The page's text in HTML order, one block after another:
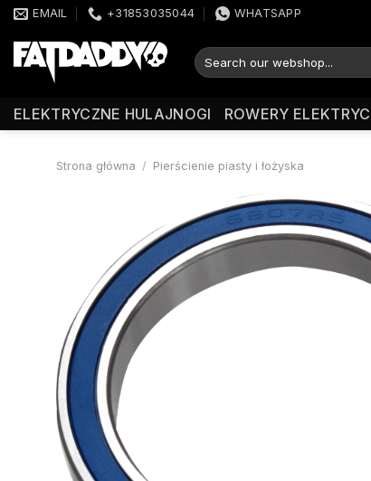
Przewiń
zawartości
EMAIL +31853035044 WHATSAPP
Szukaj:
ELEKTRYCZNE HULAJNOGI ROWERY
Strona główna / Pierścienie piasty i łożyska